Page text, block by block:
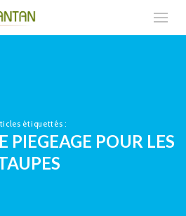
étiquettés :
PIEGEAGE POUR LES